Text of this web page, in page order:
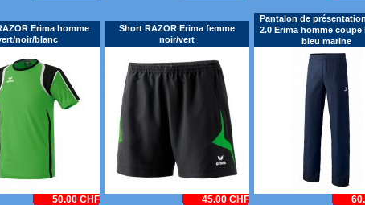
Erima homme
noir/blanc
50.00 CHF
Short RAZOR Erima femme
noir/vert
45.00 CHF
Pantalon de
2.0 Erima homme coupe
bleu marine